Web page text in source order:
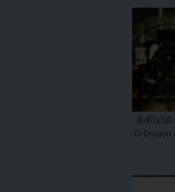
สิ่งที่ไม่ได้
G-